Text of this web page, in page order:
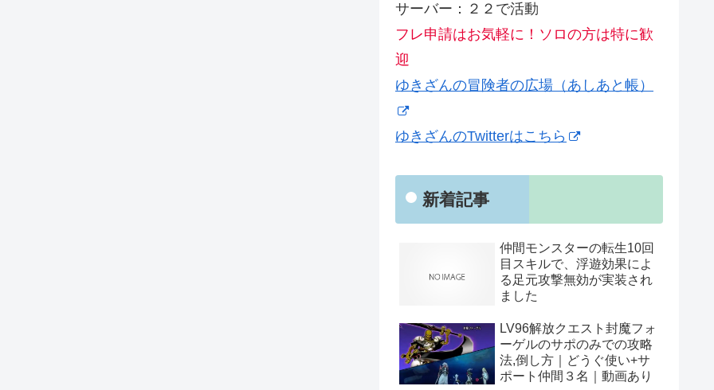
サーバー：２２で活動
フレ申請はお気軽に！ソロの方は特に歓
迎
ゆきざんの冒険者の広場（あしあと帳）
ゆきざんのTwitterはこちら
新着記事
仲間モンスターの転生10回
目スキルで、浮遊効果によ
る足元攻撃無効が実装され
ました
LV96解放クエスト封魔フォ
ーゲルのサポのみでの攻略
法,倒し方｜どうぐ使い+サ
ポート仲間３名｜動画あり